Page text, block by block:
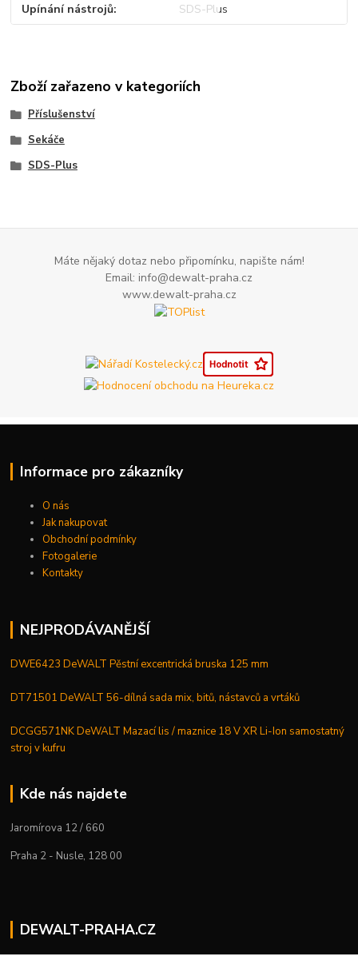
Upínání nástrojů SDS-Plus
Zboží zařazeno v kategoriích
Příslušenství
Sekáče
SDS-Plus
Máte nějaký dotaz nebo připomínku, napište nám!
Email: info@dewalt-praha.cz
www.dewalt-praha.cz
Informace pro zákazníky
O nás
Jak nakupovat
Obchodní podmínky
Fotogalerie
Kontakty
NEJPRODÁVANĚJŠÍ
DWE6423 DeWALT Pěstní excentrická bruska 125 mm
DT71501 DeWALT 56-dílná sada mix, bitů, nástavců a vrtáků
DCGG571NK DeWALT Mazací lis / maznice 18 V XR Li-Ion samostatný
stroj v kufru
Kde nás najdete
Jaromírova 12 / 660
Praha 2 - Nusle, 128 00
DEWALT-PRAHA.CZ